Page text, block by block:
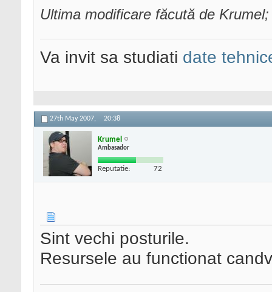
Ultima modificare făcută de
Va invit sa studiati date
27th May 2007, 20:38
Krumel
Ambasador
Reputatie: 72
Sint vechi posturile.
Resursele au functionat